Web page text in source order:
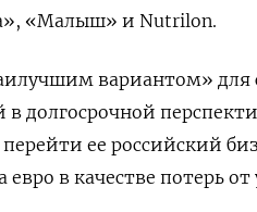
«Малыш» и Nutrilon.
вариантом» для
долгосрочной
ее российский
в качестве потерь от